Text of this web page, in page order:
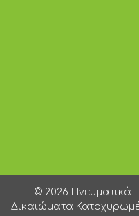
© 2026 Πνευματικά
Δικαιώματα